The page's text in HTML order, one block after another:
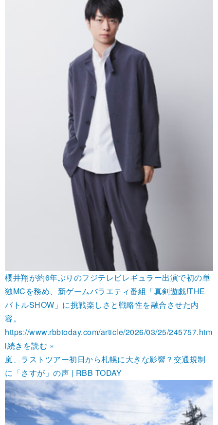
櫻井翔が約6年ぶりのフジテレビレギュラー出演で初の単
独MCを務め、新ゲームバラエティ番組「真剣遊戯!THE
バトルSHOW」に挑戦楽しさと戦略性を融合させた内
容。
https://www.rbbtoday.com/article/2026/03/25/245757.htm
l続きを読む »
嵐、ラストツアー初日から札幌に大きな影響？交通規制
に「さすが」の声 | RBB TODAY